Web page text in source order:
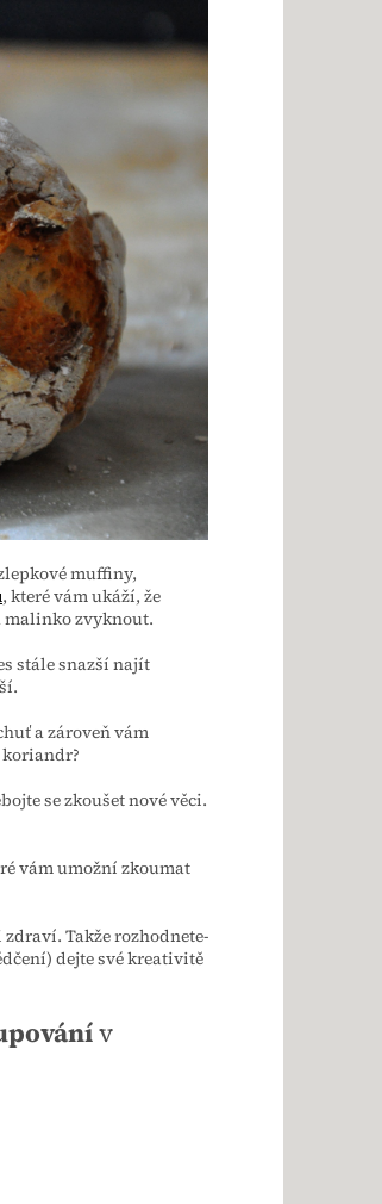
muffiny,
, které vám ukáží, že
malinko zvyknout.
stále snazší najít
a zároveň vám
se zkoušet nové věci.
vám umožní zkoumat
Takže rozhodnete-
dejte své kreativitě
v